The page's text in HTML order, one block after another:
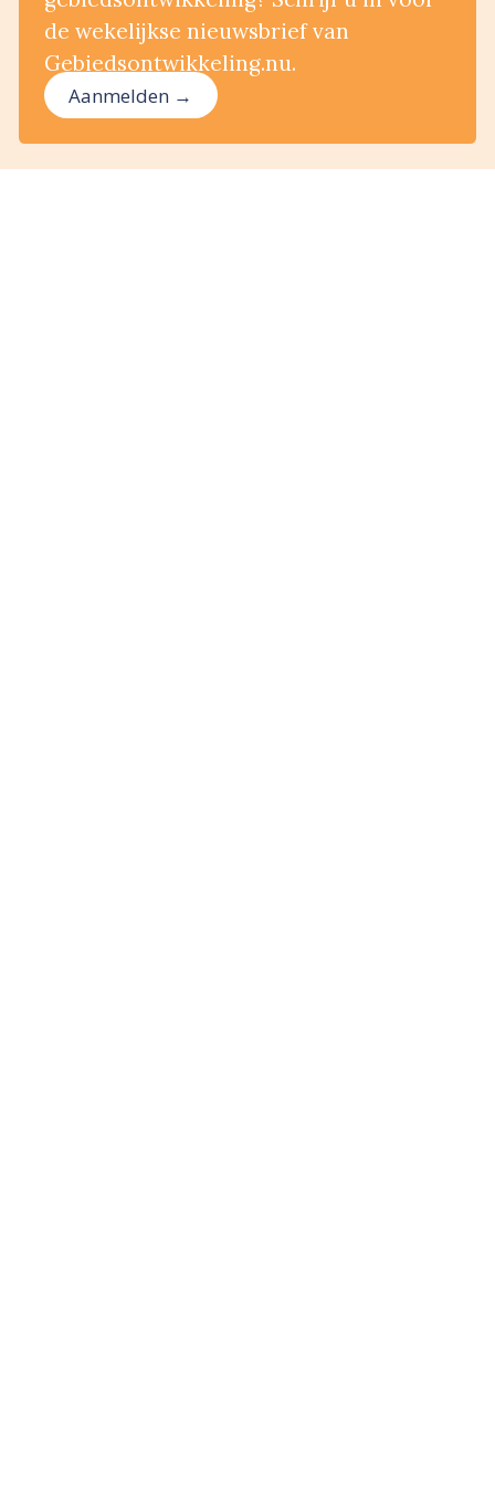
de wekelijkse nieuwsbrief van
Gebiedsontwikkeling.nu.
Aanmelden →